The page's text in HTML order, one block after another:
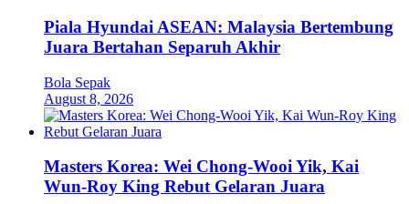
Piala Hyundai ASEAN: Malaysia Bertembung
Juara Bertahan Separuh Akhir
Bola Sepak
August 8, 2026
Masters Korea: Wei Chong-Wooi Yik, Kai
Wun-Roy King Rebut Gelaran Juara